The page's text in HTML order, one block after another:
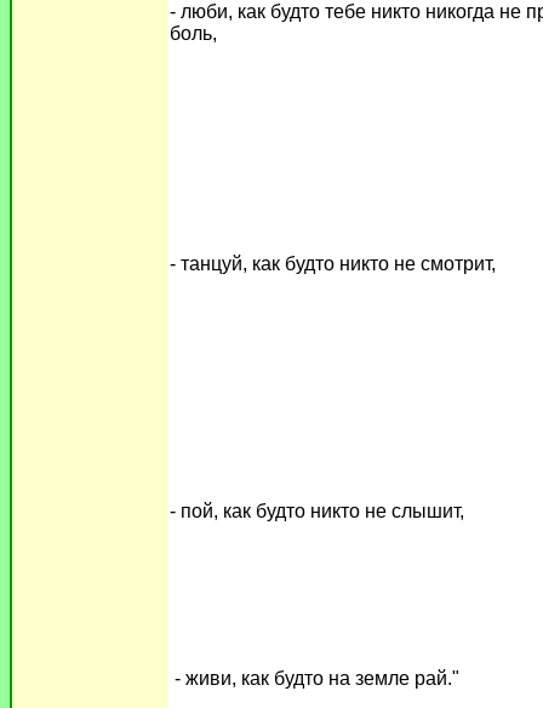
- люби, как будто тебе никто никогда не
боль,
- танцуй, как будто никто не смотрит,
- пой, как будто никто не слышит,
- живи, как будто на земле рай."